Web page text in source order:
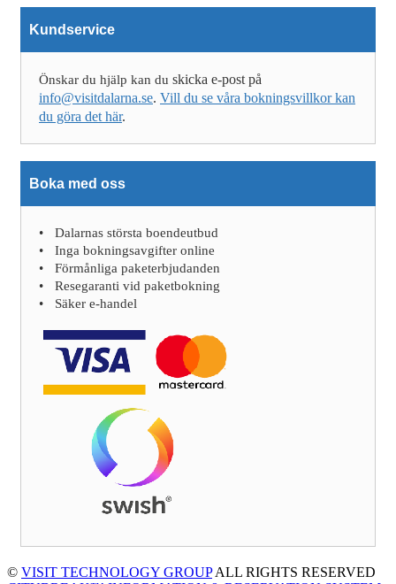
Kundservice
Önskar du hjälp kan du skicka e-post på
info@visitdalarna.se. Vill du se våra bokningsvillkor kan
du göra det här.
Boka med oss
Dalarnas största boendeutbud
Inga bokningsavgifter online
Förmånliga paketerbjudanden
Resegaranti vid paketbokning
Säker e-handel
© VISIT TECHNOLOGY GROUPALL RIGHTS RESERVED